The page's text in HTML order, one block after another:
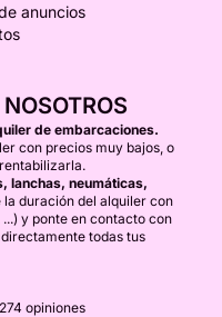
anuncios
de embarcaciones.
con precios muy bajos, o
lanchas, neumáticas,
la duración del alquiler con
y ponte en contacto con
todas tus
opiniones